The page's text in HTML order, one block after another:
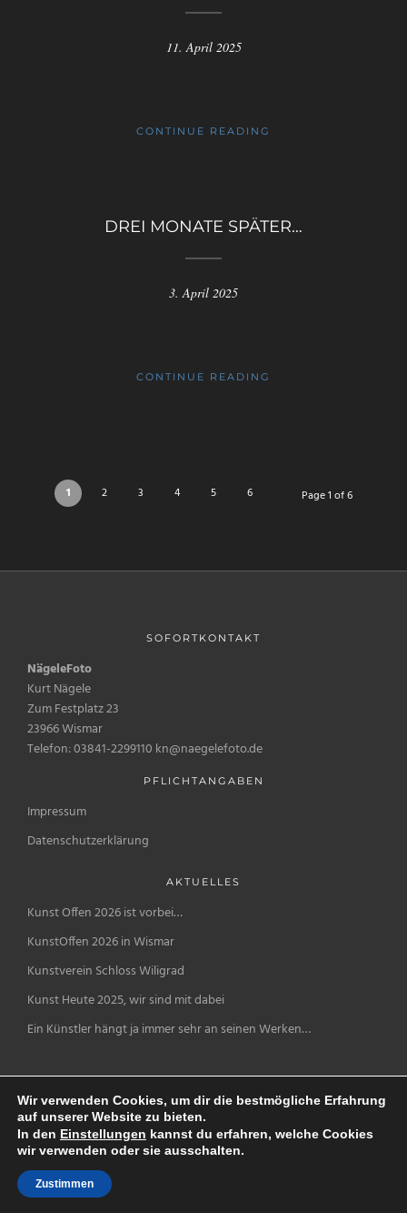
11. April 2025
CONTINUE READING
DREI MONATE SPÄTER…
3. April 2025
CONTINUE READING
1 2 3 4 5 6 Page 1 of 6
SOFORTKONTAKT
NägeleFoto
Kurt Nägele
Zum Festplatz 23
23966 Wismar
Telefon: 03841-2299110 kn@naegelefoto.de
PFLICHTANGABEN
Impressum
Datenschutzerklärung
AKTUELLES
Kunst Offen 2026 ist vorbei…
KunstOffen 2026 in Wismar
Kunstverein Schloss Wiligrad
Kunst Heute 2025, wir sind mit dabei
Ein Künstler hängt ja immer sehr an seinen Werken…
© Copyright by Kurt Nägele |
Wir verwenden Cookies, um dir die bestmögliche Erfahrung
auf unserer Website zu bieten.
In den Einstellungen kannst du erfahren, welche Cookies
wir verwenden oder sie ausschalten.
Zustimmen